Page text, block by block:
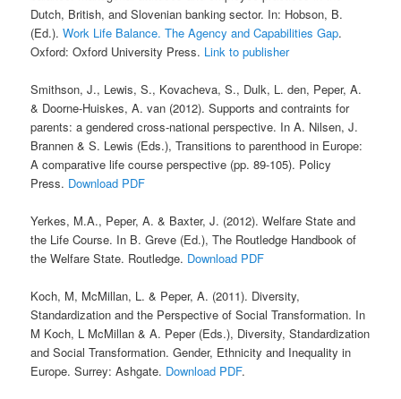
Dutch, British, and Slovenian banking sector. In: Hobson, B.
(Ed.).Work Life Balance. The Agency and Capabilities Gap.
Oxford: Oxford University Press. Link to publisher
Smithson, J., Lewis, S., Kovacheva, S., Dulk, L. den, Peper, A.
& Doorne-Huiskes, A. van (2012). Supports and contraints for
parents: a gendered cross-national perspective. In A. Nilsen, J.
Brannen & S. Lewis (Eds.), Transitions to parenthood in Europe:
A comparative life course perspective (pp. 89-105). Policy
Press. Download PDF
Yerkes, M.A., Peper, A. & Baxter, J. (2012). Welfare State and
the Life Course. In B. Greve (Ed.), The Routledge Handbook of
the Welfare State. Routledge. Download PDF
Koch, M, McMillan, L. & Peper, A. (2011). Diversity,
Standardization and the Perspective of Social Transformation. In
M Koch, L McMillan & A. Peper (Eds.), Diversity, Standardization
and Social Transformation. Gender, Ethnicity and Inequality in
Europe. Surrey: Ashgate. Download PDF.